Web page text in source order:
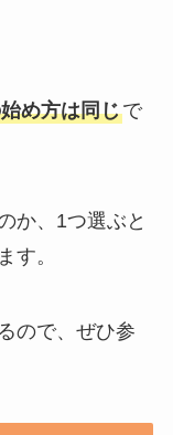
め方は同じで
か、1つ選ぶと
す。
ので、ぜひ参